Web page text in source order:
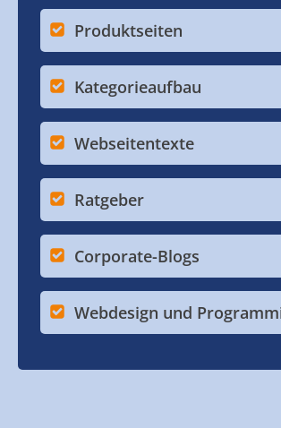
Produktseiten
Kategorieaufbau
Webseitentexte
Ratgeber
Corporate-Blogs
Webdesign und